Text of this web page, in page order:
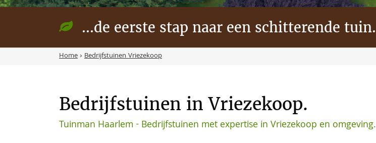
...de eerste stap naar een schitterende tuin.
Home› Bedrijfstuinen Vriezekoop
Bedrijfstuinen in Vriezekoop.
Tuinman Haarlem - Bedrijfstuinen met expertise in Vriezekoop en omgeving.